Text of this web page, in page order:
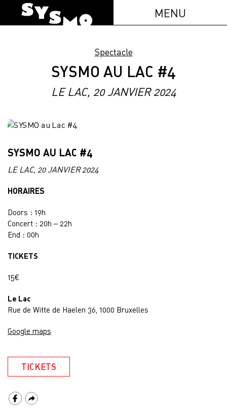
MENU
Spectacle
SYSMO AU LAC #4
LE LAC, 20 JANVIER 2024
SYSMO AU LAC #4
LE LAC, 20 JANVIER 2024
HORAIRES
Doors : 19h
Concert : 20h – 22h
End : 00h
TICKETS
15€
Le Lac
Rue de Witte de Haelen 36, 1000 Bruxelles
Google maps
TICKETS